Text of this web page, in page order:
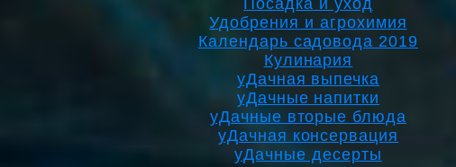
Посадка и уход
Удобрения и агрохимия
Календарь садовода 2019
Кулинария
уДачная выпечка
уДачные напитки
уДачные вторые блюда
уДачная консервация
уДачные десерты